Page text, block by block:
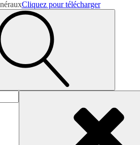
Cliquez pour télécharger